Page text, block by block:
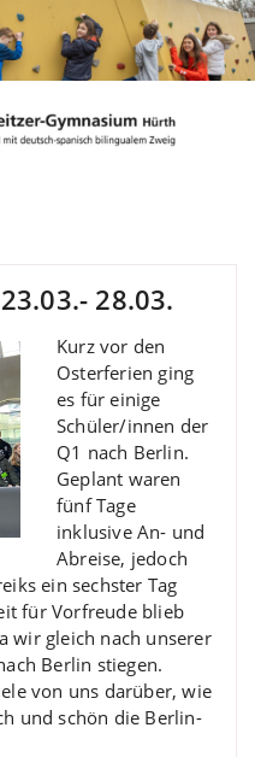
28.03.
Kurz vor den
Osterferien ging
es für einige
Schüler/innen der
Q1 nach Berlin.
Geplant waren
fünf Tage
inklusive An- und
Abreise, jedoch
ein sechster Tag
für Vorfreude blieb
wir gleich nach unserer
Berlin stiegen.
von uns darüber, wie
und schön die Berlin-